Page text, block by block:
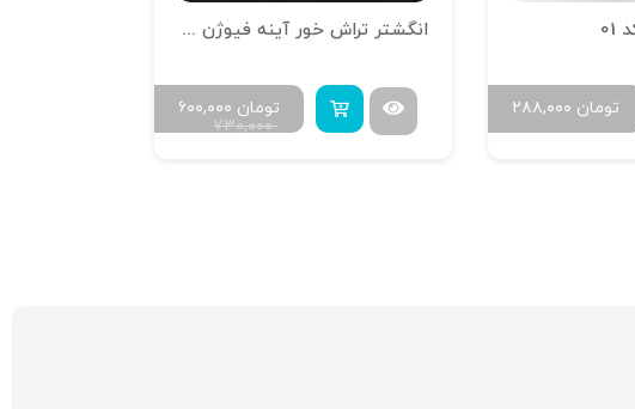
۲۸۸,۰۰۰ تومان
انگشتر تراش خور آینه فیوژن R-T-13
۷۳۰,۰۰۰
۶۰۰,۰۰۰ تومان